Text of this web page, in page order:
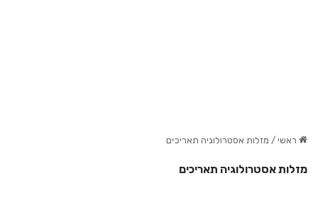
ראשי / מזלות אסטרולוגיה תאריכים
מזלות אסטרולוגיה תאריכים